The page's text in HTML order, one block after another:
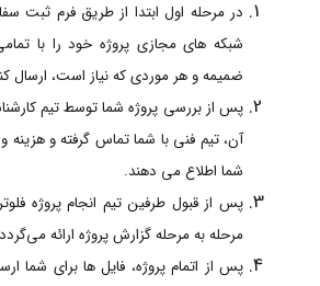
در مرحله اول ابتدا از طریق فرم ثبت
شبکه های مجازی پروژه خود را با
ضمیمه و هر موردی که نیاز است، ارسال
پس از بررسی پروژه شما توسط تیم
آن، تیم فنی با شما تماس گرفته و هزینه
شما اطلاع می دهند.
پس از قبول طرفین تیم انجام پروژه
مرحله به مرحله گزارش پروژه ارائه